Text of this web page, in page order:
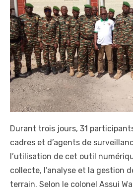
Durant trois jours, 31
cadres et d’agents de
l’utilisation de cet outil
collecte, l’analyse et la gestion
terrain. Selon le colonel Assui Wa